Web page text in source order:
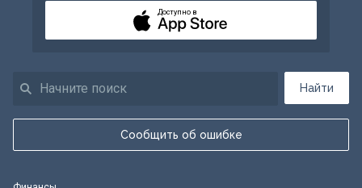
Найти
Сообщить об ошибке
Доступно в